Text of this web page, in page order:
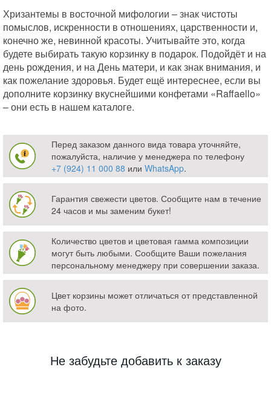
Хризантемы в восточной мифологии – знак чистоты
помыслов, искренности в отношениях, царственности и,
конечно же, невинной красоты. Учитывайте это, когда
будете выбирать такую корзинку в подарок. Подойдёт и на
день рождения, и на День матери, и как знак внимания, и
как пожелание здоровья. Будет ещё интереснее, если вы
дополните корзинку вкуснейшими конфетами «Raffaello»
– они есть в нашем каталоге.
Перед заказом данного вида товара уточняйте,
пожалуйста, наличие у менеджера по телефону
+7 (924) 11 000 88 или WhatsApp.
Гарантия свежести цветов. Сообщите нам в течение
24 часов и мы заменим букет!
Количество цветов и цветовая гамма композиции
могут быть любыми. Сообщите Ваши пожелания
персональному менеджеру при совершении заказа.
Цвет корзины может отличаться от представленной
на фото.
Не забудьте добавить к заказу